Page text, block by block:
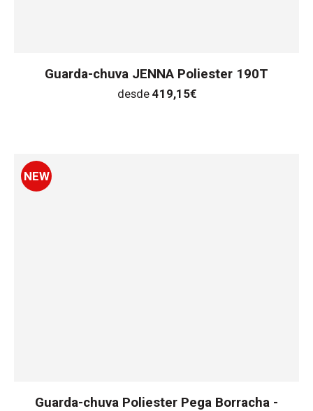
Guarda-chuva JENNA Poliester 190T
desde 419,15€
NEW
Guarda-chuva Poliester Pega Borracha -